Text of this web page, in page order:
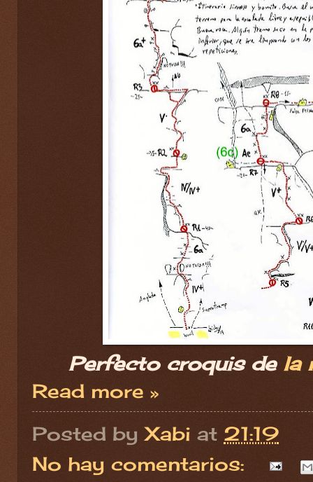
Perfecto croquis de la
Read more »
Posted byXabi at 21:19
No hay comentarios: